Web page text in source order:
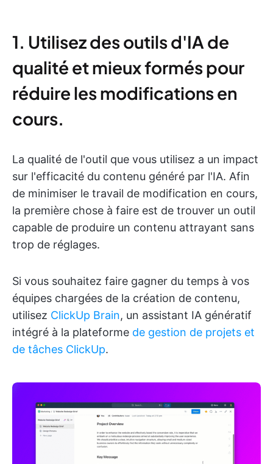
1. Utilisez des outils d'IA de
qualité et mieux formés pour
réduire les modifications en
cours.
La qualité de l'outil que vous utilisez a un impact
sur l'efficacité du contenu généré par l'IA. Afin
de minimiser le travail de modification en cours,
la première chose à faire est de trouver un outil
capable de produire un contenu attrayant sans
trop de réglages.
Si vous souhaitez faire gagner du temps à vos
équipes chargées de la création de contenu,
utilisez ClickUp Brain, un assistant IA génératif
intégré à la plateforme de gestion de projets et
de tâches ClickUp.